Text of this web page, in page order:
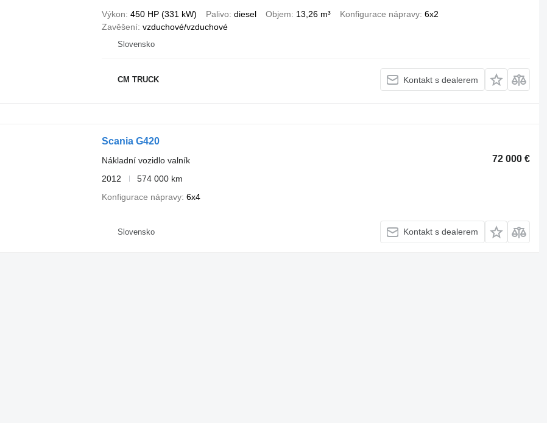
Výkon 450 HP (331 kW) Palivo diesel Objem 13,26 m³ Konfigurace nápravy 6x2
Zavěšení vzduchové/vzduchové
Slovensko
CM TRUCK Kontakt s dealerem
Scania G420
72 000 €
Nákladní vozidlo valník
2012
574 000 km
Konfigurace nápravy 6x4
Slovensko Kontakt s dealerem